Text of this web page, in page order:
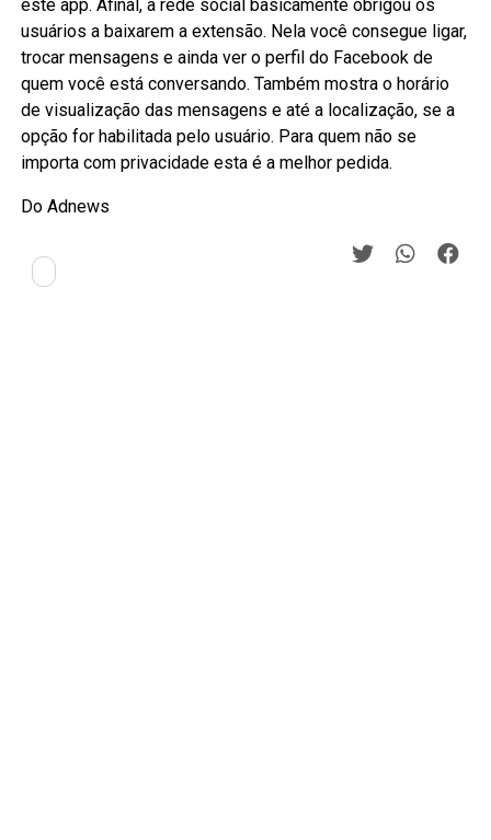
este app. Afinal, a rede social basicamente obrigou os
usuários a baixarem a extensão. Nela você consegue ligar,
trocar mensagens e ainda ver o perfil do Facebook de
quem você está conversando. Também mostra o horário
de visualização das mensagens e até a localização, se a
opção for habilitada pelo usuário. Para quem não se
importa com privacidade esta é a melhor pedida.
Do Adnews